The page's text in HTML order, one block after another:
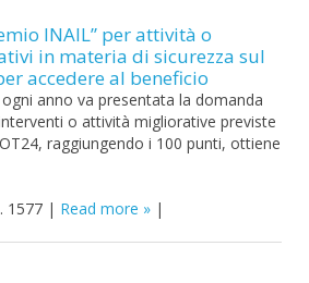
INAIL” per attività o
in materia di sicurezza sul
accedere al beneficio
anno va presentata la domanda
o attività migliorative previste
raggiungendo i 100 punti, ottiene
1577 | Read more |